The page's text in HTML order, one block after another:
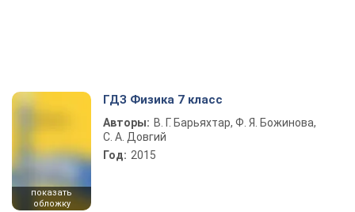
показать
обложку
ГДЗ Физика 7 класс
Авторы: В. Г. Барьяхтар, Ф. Я. Божинова,
С. А. Довгий
Год: 2015